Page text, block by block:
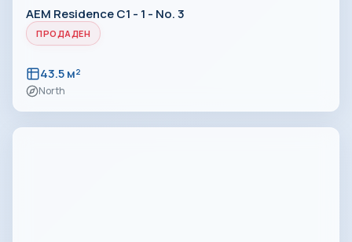
AEM Residence C1 - 1 - No. 3
ПРОДАДЕН
43.5 м²
North